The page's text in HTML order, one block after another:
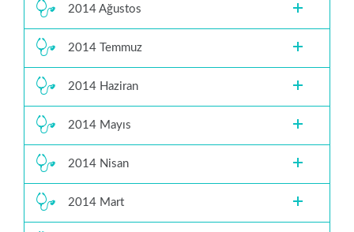
2014 Ağustos
2014 Temmuz
2014 Haziran
2014 Mayıs
2014 Nisan
2014 Mart